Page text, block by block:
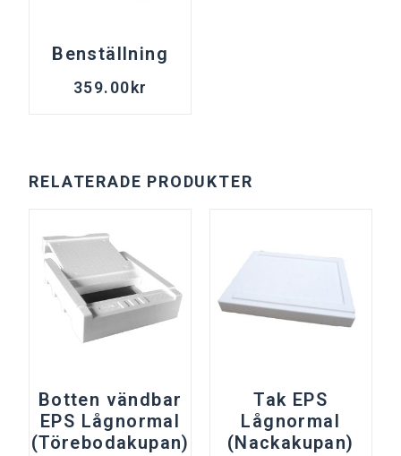
Benställning
359.00 kr
RELATERADE PRODUKTER
Botten vändbar
EPS Lågnormal
(Törebodakupan)
Tak EPS
Lågnormal
(Nackakupan)